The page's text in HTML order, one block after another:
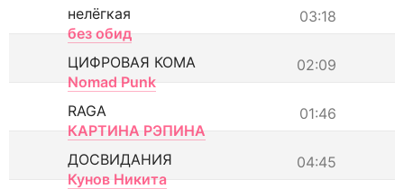
03:18
нелёгкая
без обид
02:09
ЦИФРОВАЯ КОМА
Nomad Punk
01:46
RAGA
КАРТИНА РЭПИНА
04:45
ДОСВИДАНИЯ
Кунов Никита